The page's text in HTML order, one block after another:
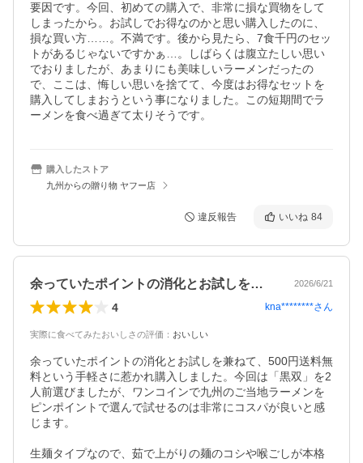
要因です。今回、初めての購入で、非常に損な買物をして
しまったから。お試しでお得なのかと思い購入したのに、
損な買い方……。不満です。後から見たら、7食千円のセッ
トがあるじゃないですかぁ…。しばらくは腹立たしい思い
でおりましたが、あまりにも美味しいラーメンだったの
で、ここは、悔しい思いを捨てて、今度はお得なセットを
購入してしまおうという事になりました。この短期間でラ
ーメンを食べ過ぎて太りそうです。
購入したストア
九州からの贈り物 ヤフー店
違反報告 いいね 84
余っていたポイントの消化とお試しを兼ね… 2026/6/21
4 kna********さん
実際に食べてみたおいしさの評価 ： おいしい
余っていたポイントの消化とお試しを兼ねて、500円送料無
料という手軽さに惹かれ購入しました。今回は「黒双」を2
人前選びましたが、ワンコインで九州のご当地ラーメンを
ピンポイントで選んで試せるのは非常にコスパが良いと感
じます。
生麺タイプなので、茹で上がりの麺のコシや喉ごしが本格